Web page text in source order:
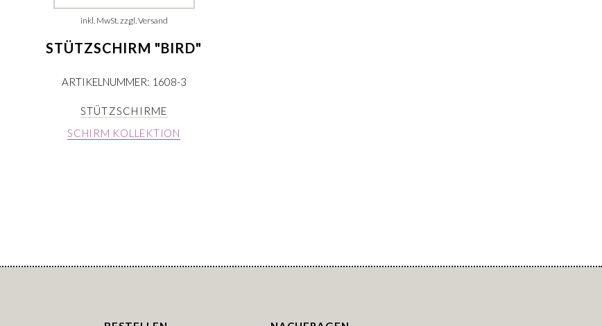
inkl. MwSt. zzgl. Versand
STÜTZSCHIRM "BIRD"
ARTIKELNUMMER: 1608-3
STÜTZSCHIRME
SCHIRM KOLLEKTION